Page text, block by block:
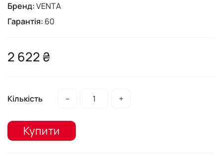
Бренд:VENTA
Гарантія: 60
2 622 ₴
Кількість – +
Купити